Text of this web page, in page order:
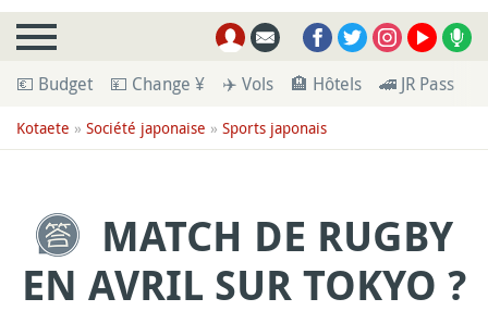
💶 Budget 💴 Change ¥ ✈️ Vols 🏨 Hôtels 🚄 JR Pass
Kotaete » Société japonaise » Sports japonais
MATCH DE RUGBY
EN AVRIL SUR TOKYO ?